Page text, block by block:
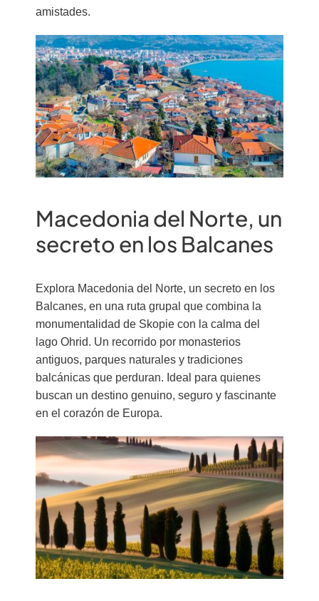
amistades.
Macedonia del Norte, un
secreto en los Balcanes
Explora Macedonia del Norte, un secreto en los
Balcanes, en una ruta grupal que combina la
monumentalidad de Skopie con la calma del
lago Ohrid. Un recorrido por monasterios
antiguos, parques naturales y tradiciones
balcánicas que perduran. Ideal para quienes
buscan un destino genuino, seguro y fascinante
en el corazón de Europa.